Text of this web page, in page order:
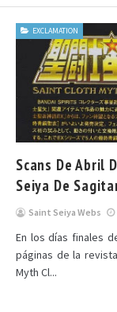
EXCLAMATION
Scans De Abril
Seiya De
Saint Seiya Webs
En los días finales
páginas de la
Myth Cl...